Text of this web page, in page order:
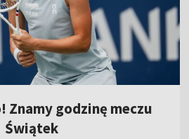
Znamy godzinę meczu
Świątek